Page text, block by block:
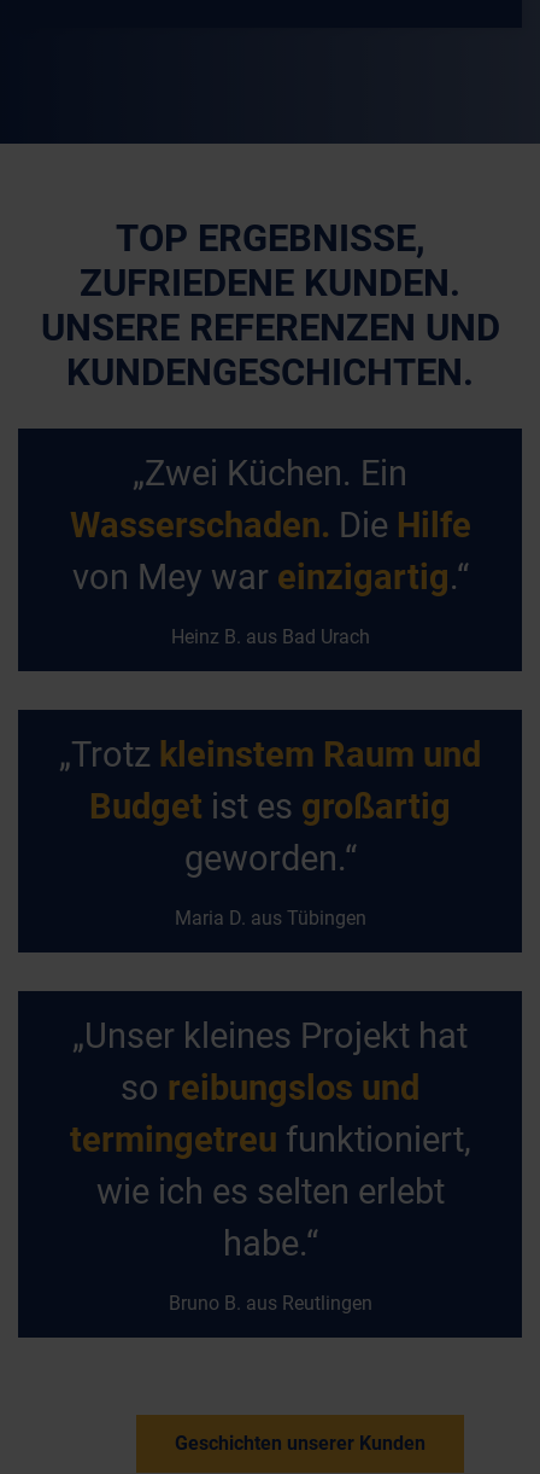
TOP ERGEBNISSE,
ZUFRIEDENE KUNDEN.
UNSERE REFERENZEN UND
KUNDENGESCHICHTEN.
„Zwei Küchen. Ein
Wasserschaden. Die Hilfe
von Mey war einzigartig.“
Heinz B. aus Bad Urach
„Trotz kleinstem Raum und
Budget ist es großartig
geworden.“
Maria D. aus Tübingen
„Unser kleines Projekt hat
so reibungslos und
termingetreu funktioniert,
wie ich es selten erlebt
habe.“
Bruno B. aus Reutlingen
Geschichten unserer Kunden